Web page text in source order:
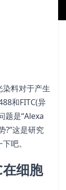
件分享
链接分享
料对于产生
和FITC(异
题是“Alexa
?”这是研究
吧。
细胞